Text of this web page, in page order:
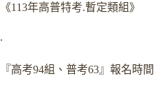
《113年高普特考.暫定類組》
.
『高考94組、普考63』報名時